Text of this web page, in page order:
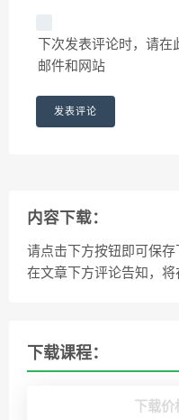
下次发表评论时，请
邮件和网站
内容下载：
请点击下方按钮即可保
在文章下方评论告知，将
下载课程：
下载价